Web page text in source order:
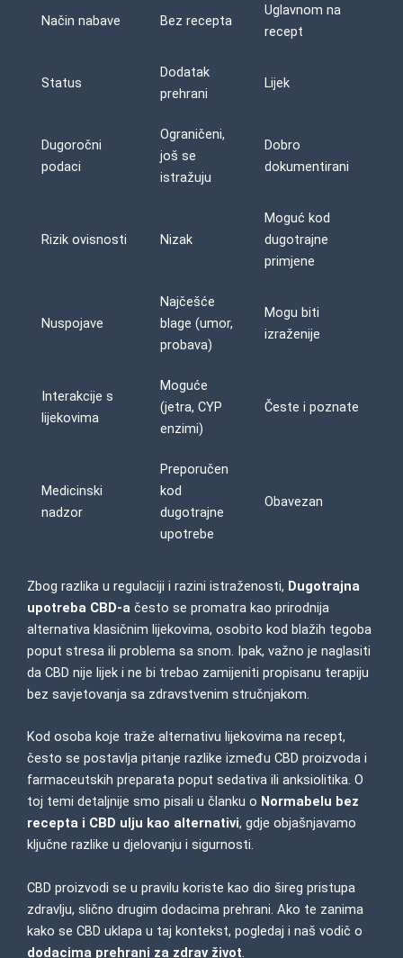
Način nabave Bez recepta
Uglavnom na
recept
Status
Dodatak
prehrani
Lijek
Dugoročni
podaci
Ograničeni,
još se
istražuju
Dobro
dokumentirani
Rizik ovisnosti Nizak
Moguć kod
dugotrajne
primjene
Nuspojave
Najčešće
blage (umor,
probava)
Mogu biti
izraženije
Interakcije s
lijekovima
Moguće
(jetra, CYP
enzimi)
Česte i poznate
Medicinski
nadzor
Preporučen
kod
dugotrajne
upotrebe
Obavezan
Zbog razlika u regulaciji i razini istraženosti, Dugotrajna
upotreba CBD-a često se promatra kao prirodnija
alternativa klasičnim lijekovima, osobito kod blažih tegoba
poput stresa ili problema sa snom. Ipak, važno je naglasiti
da CBD nije lijek i ne bi trebao zamijeniti propisanu terapiju
bez savjetovanja sa zdravstvenim stručnjakom.
Kod osoba koje traže alternativu lijekovima na recept,
često se postavlja pitanje razlike između CBD proizvoda i
farmaceutskih preparata poput sedativa ili anksiolitika. O
toj temi detaljnije smo pisali u članku o Normabelu bez
recepta i CBD ulju kao alternativi, gdje objašnjavamo
ključne razlike u djelovanju i sigurnosti.
CBD proizvodi se u pravilu koriste kao dio šireg pristupa
zdravlju, slično drugim dodacima prehrani. Ako te zanima
kako se CBD uklapa u taj kontekst, pogledaj i naš vodič o
dodacima prehrani za zdrav život.